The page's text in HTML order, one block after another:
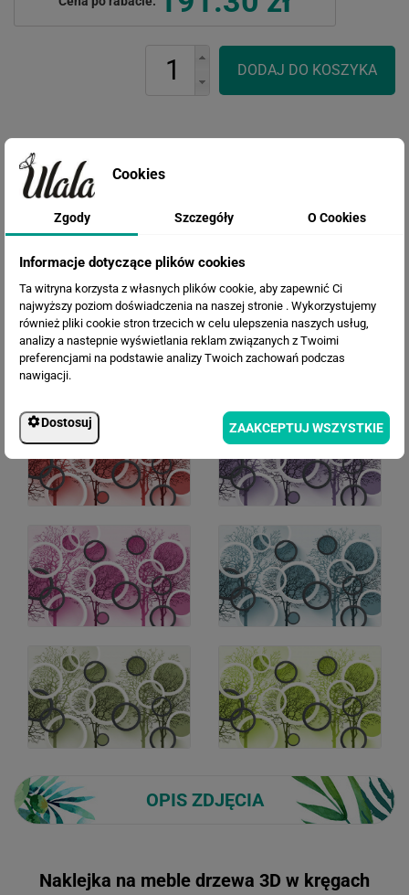
WERSJE KOLORYSTYCZNE
OPIS ZDJĘCIA
Naklejka na meble drzewa 3D w kręgach
Cookies
Zgody Szczegóły O Cookies
Informacje dotyczące plików cookies
Ta witryna korzysta z własnych plików cookie, aby zapewnić Ci
najwyższy poziom doświadczenia na naszej stronie . Wykorzystujemy
również pliki cookie stron trzecich w celu ulepszenia naszych usług,
analizy a nastepnie wyświetlania reklam związanych z Twoimi
preferencjami na podstawie analizy Twoich zachowań podczas
nawigacji.
Dostosuj ZAAKCEPTUJ WSZYSTKIE